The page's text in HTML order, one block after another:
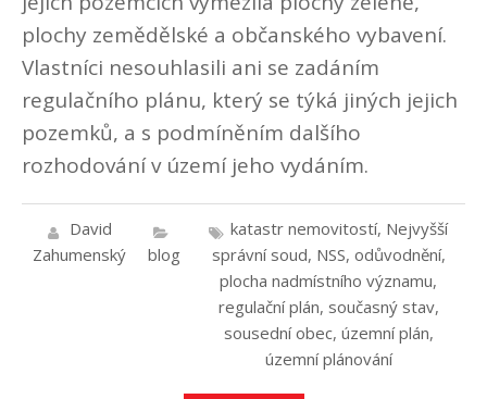
plochy zemědělské a občanského vybavení.
Vlastníci nesouhlasili ani se zadáním
regulačního plánu, který se týká jiných jejich
pozemků, a s podmíněním dalšího
rozhodování v území jeho vydáním.
David
Zahumenský
blog
katastr nemovitostí, Nejvyšší
správní soud, NSS, odůvodnění,
plocha nadmístního významu,
regulační plán, současný stav,
sousední obec, územní plán,
územní plánování